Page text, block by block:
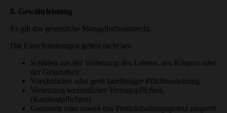
8. Gewährleistung
Es gilt das gesetzliche Mängelhaftungsrecht.
Die Einschränkungen gelten nicht bei:
Schäden aus der Verletzung des Lebens, des Körpers oder
der Gesundheit
Vorsätzlicher oder grob fahrlässiger Pflichtverletzung
Verletzung wesentlicher Vertragspflichten
(Kardinalpflichten)
Garantien oder soweit das Produkthaftungsgesetz eingreift